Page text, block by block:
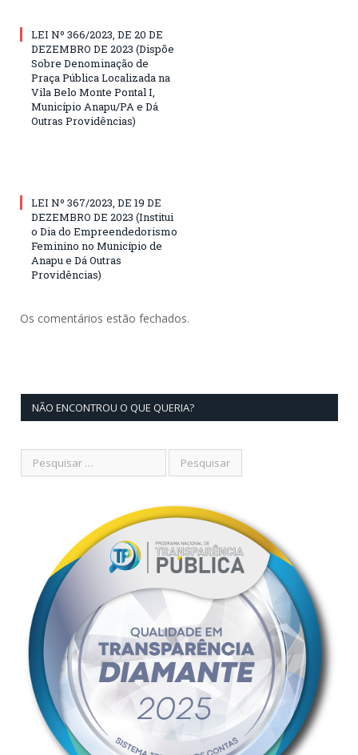
LEI Nº 366/2023, DE 20 DE
DEZEMBRO DE 2023 (Dispõe
Sobre Denominação de
Praça Pública Localizada na
Vila Belo Monte Pontal I,
Município Anapu/PA e Dá
Outras Providências)
LEI Nº 367/2023, DE 19 DE
DEZEMBRO DE 2023 (Institui
o Dia do Empreendedorismo
Feminino no Município de
Anapu e Dá Outras
Providências)
Os comentários estão fechados.
NÃO ENCONTROU O QUE QUERIA?